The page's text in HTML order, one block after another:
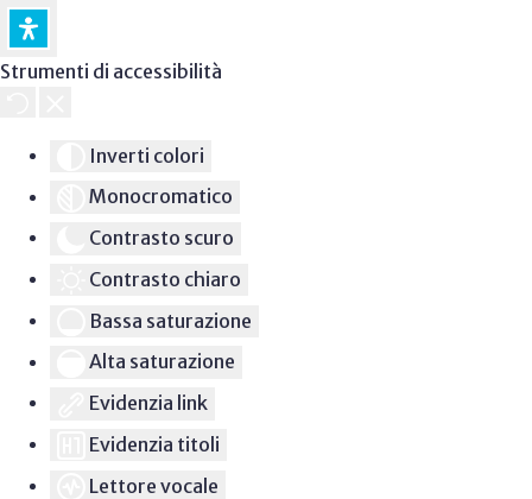
Strumenti di accessibilità
Inverti colori
Monocromatico
Contrasto scuro
Contrasto chiaro
Bassa saturazione
Alta saturazione
Evidenzia link
Evidenzia titoli
Lettore vocale